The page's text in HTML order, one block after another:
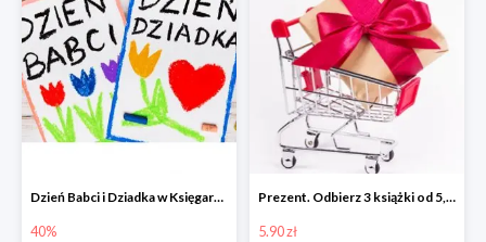
Dzień Babci i Dziadka w Księgarni Znak do -40%
40%
Prezent. Odbierz 3 książki od 5,90zł
5.90 zł